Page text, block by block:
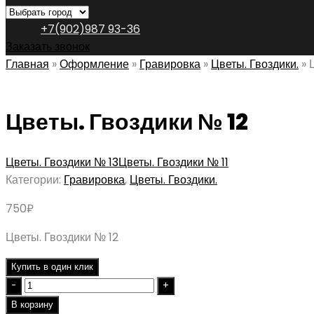
+7(902)987 93-36
Заказать звонок
Главная »Оформление » Гравировка » Цветы. Гвоздики. »
Цветы. Гвоздики № 12
Цветы. Гвоздики № 13Цветы. Гвоздики № 11
Категории: Гравировка, Цветы. Гвоздики.
750₽
Цветы. Гвоздики № 12
Купить в один клик
Quantity
В корзину